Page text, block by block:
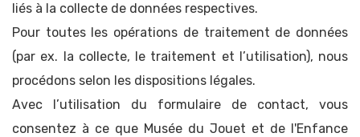
liés à la collecte de données respectives.
Pour toutes les opérations de traitement de données
(par ex. la collecte, le traitement et l’utilisation), nous
procédons selon les dispositions légales.
Avec l’utilisation du formulaire de contact, vous
consentez à ce que Musée du Jouet et de l'Enfance